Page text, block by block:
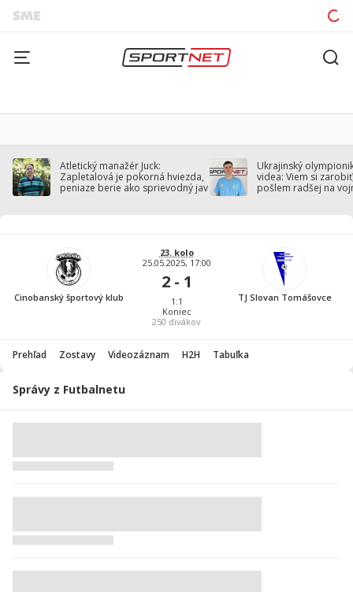
Atletický manažér Juck:
Zapletalová je pokorná hviezda,
peniaze berie ako sprievodný jav
Ukrajinský
videa: Viem si
pošlem radšej na
Cinobanský športový klub
23. kolo
25.05.2025, 17:00
2 - 1
1:1
Koniec
250 divákov
TJ Slovan Tomášovce
Prehľad Zostavy Videozáznam H2H Tabuľka
Správy z Futbalnetu